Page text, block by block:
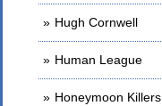
Hugh Cornwell
Human League
Honeymoon Killers